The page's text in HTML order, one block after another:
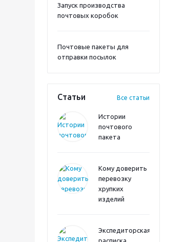
Запуск производства
почтовых коробок
Почтовые пакеты для
отправки посылок
Статьи Все статьи
Истории
почтового
пакета
Кому доверить
перевозку
хрупких
изделий
Экспедиторская
расписка